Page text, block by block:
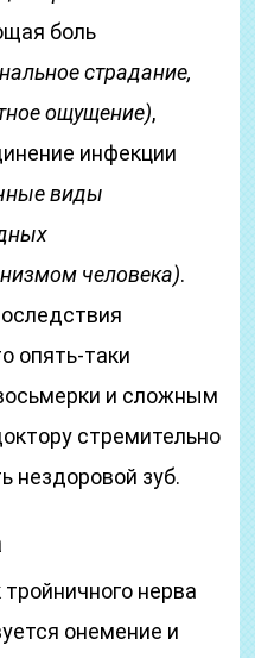
боль
страдание,
ощущение),
инфекции
виды
человека).
опять-таки
и сложным
стремительно
нездоровой зуб.
нерва
онемение и